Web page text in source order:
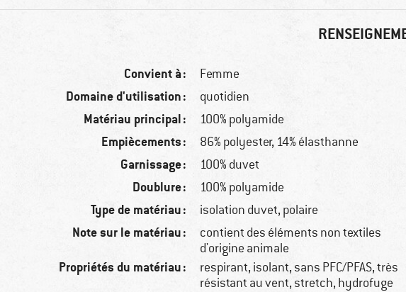
Convient à : Femme
Domaine d'utilisation : quotidien
Matériau principal : 100% polyamide
Empiècements : 86% polyester, 14% élasthanne
Garnissage : 100% duvet
Doublure : 100% polyamide
Type de matériau : isolation duvet, polaire
Note sur le matériau :
contient des éléments non textiles
d'origine animale
Propriétés du matériau :
respirant, isolant, sans PFC/PFAS, très
résistant au vent, stretch, hydrofuge